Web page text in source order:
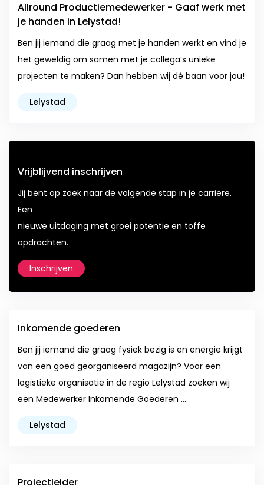
Allround Productiemedewerker - Gaaf werk met
je handen in Lelystad!
Ben jij iemand die graag met je handen werkt en vind je
het geweldig om samen met je collega’s unieke
projecten te maken? Dan hebben wij dé baan voor jou!
Lelystad
Vrijblijvend inschrijven
Jij bent op zoek naar de volgende stap in je carriëre.
Een
nieuwe uitdaging met groei potentie en toffe
opdrachten.
Inschrijven
Inkomende goederen
Ben jij iemand die graag fysiek bezig is en energie krijgt
van een goed georganiseerd magazijn? Voor een
logistieke organisatie in de regio Lelystad zoeken wij
een Medewerker Inkomende Goederen ....
Lelystad